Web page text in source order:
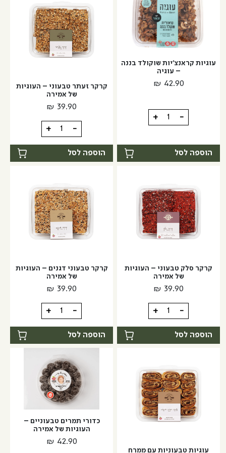
דבש
ושום
עוגיות קראנצ'יות שוקולד בננה
– עוגיה
₪ 42.90
-
כמות
של
קראנצ'יות
שוקולד
-
עוגיה
+
הוספה לסל
קרקר זעתר טבעוני – העוגיות
של אמירה
₪ 39.90
-
כמות
של
קרקר
זעתר
-
העוגיות
של
אמירה
+
הוספה לסל
קרקר סלק טבעוני – העוגיות
של אמירה
₪ 39.90
-
כמות
של
קרקר
סלק
-
העוגיות
של
אמירה
+
הוספה לסל
קרקר טבעוני דגנים – העוגיות
של אמירה
₪ 39.90
-
כמות
של
קרקר
טבעוני
דגנים
-
העוגיות
של
אמירה
+
הוספה לסל
עוגיות טבעוניות עם ממרח
כדורי תמרים טבעוניים –
העוגיות של אמירה
₪ 42.90